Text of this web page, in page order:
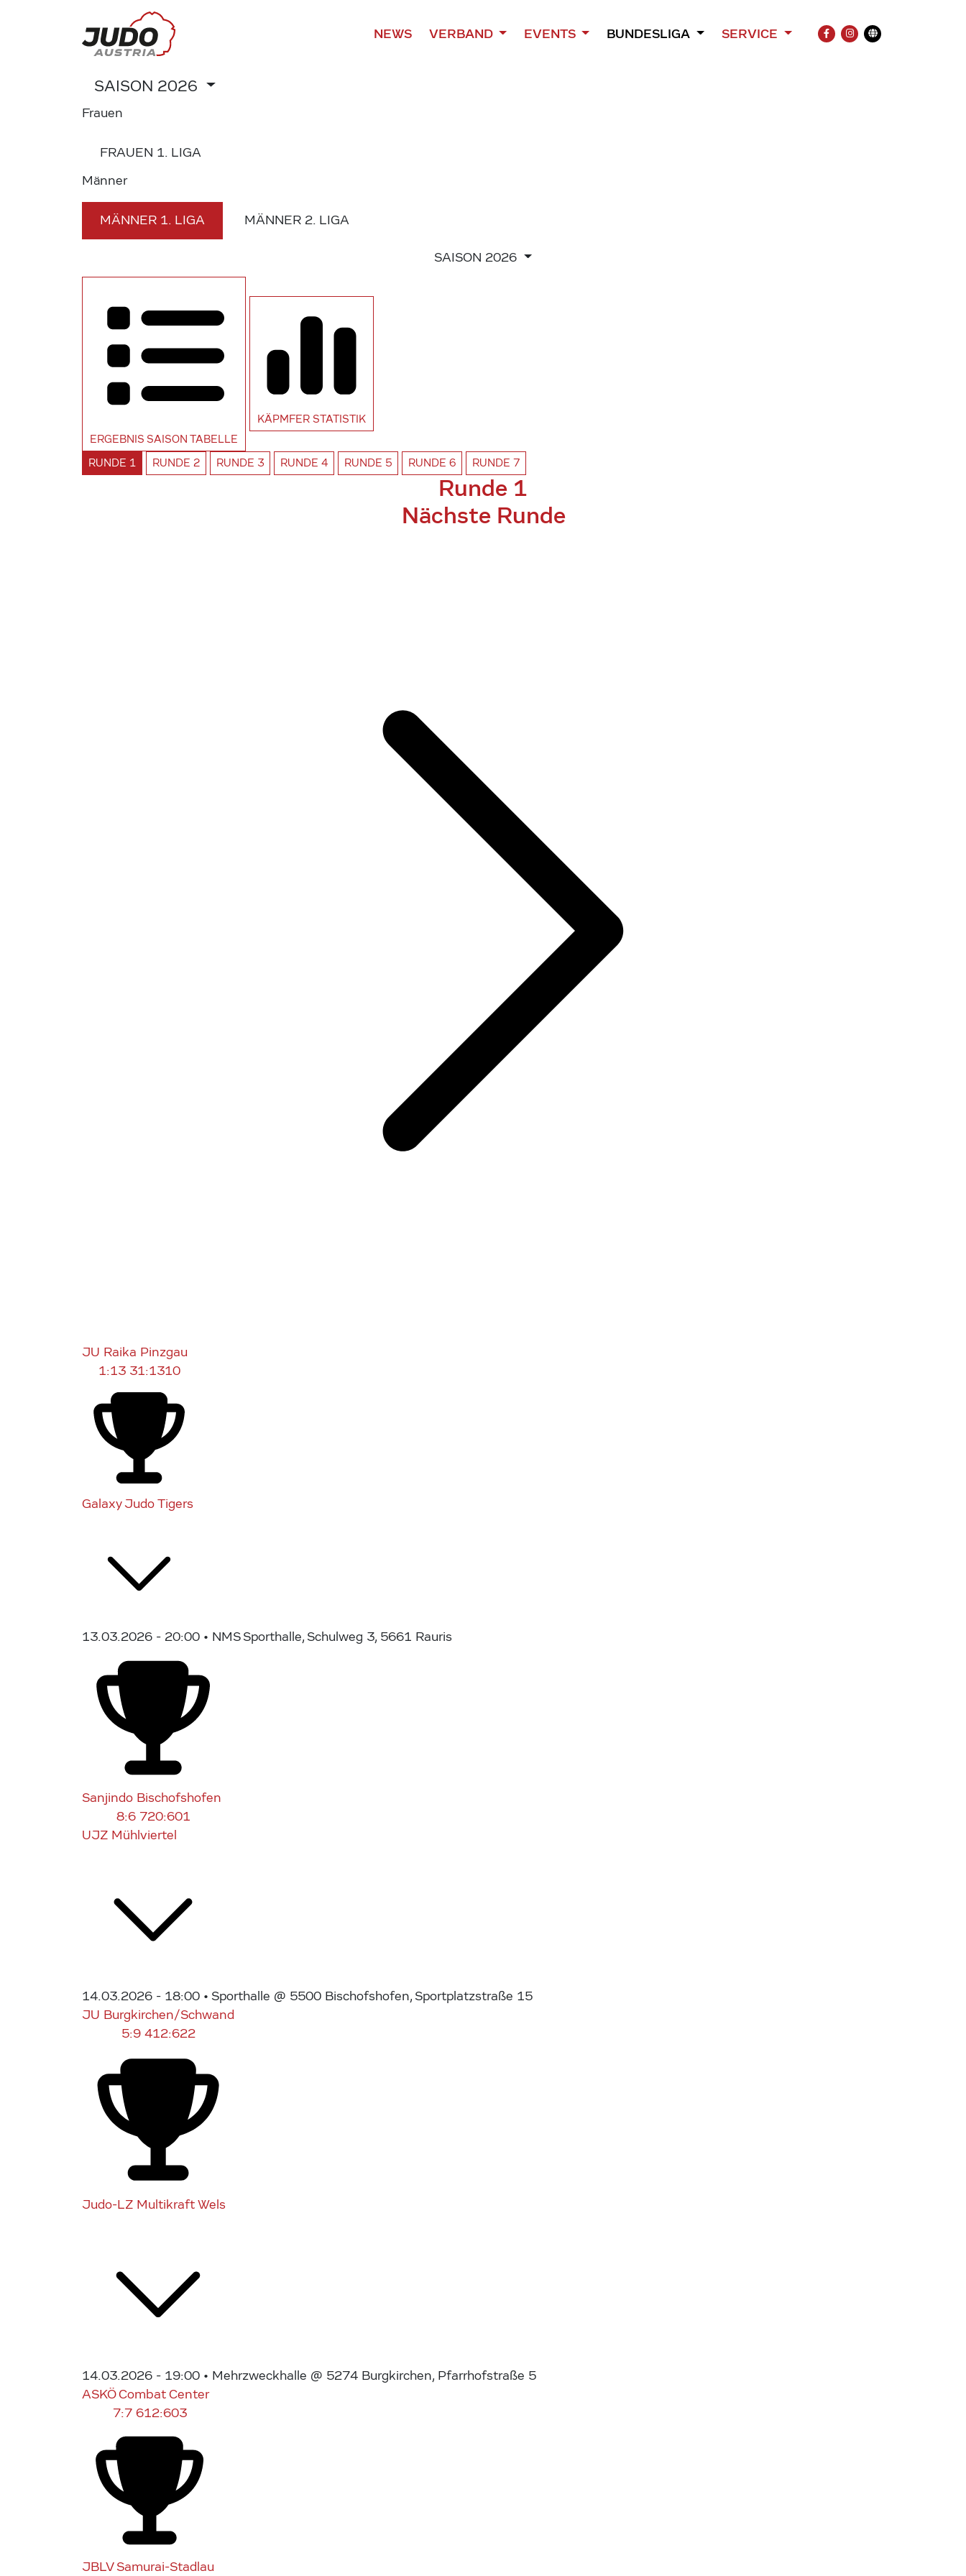
NEWS VERBAND EVENTS BUNDESLIGA SERVICE
FACEBOOK
INSTAGRAM
Übersetzung
SAISON 2026
Frauen
FRAUEN 1. LIGA
Männer
MÄNNER 1. LIGA MÄNNER 2. LIGA
SAISON 2026
ERGEBNIS SAISON TABELLE
KÄPMFER STATISTIK
RUNDE 1 RUNDE 2 RUNDE 3 RUNDE 4 RUNDE 5 RUNDE 6 RUNDE 7
Runde 1
Nächste Runde
JU Raika Pinzgau
1:13 31:1310
Galaxy Judo Tigers
13.03.2026 - 20:00 • NMS Sporthalle, Schulweg 3, 5661 Rauris
Sanjindo Bischofshofen
8:6 720:601
UJZ Mühlviertel
14.03.2026 - 18:00 • Sporthalle @ 5500 Bischofshofen, Sportplatzstraße 15
JU Burgkirchen/Schwand
5:9 412:622
Judo-LZ Multikraft Wels
14.03.2026 - 19:00 • Mehrzweckhalle @ 5274 Burgkirchen, Pfarrhofstraße 5
ASKÖ Combat Center
7:7 612:603
JBLV Samurai-Stadlau